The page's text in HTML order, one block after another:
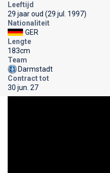
Leeftijd
29 jaar oud (29 jul. 1997)
Nationaliteit
GER
Lengte
183cm
Team
Darmstadt
Contract tot
30 jun. 27